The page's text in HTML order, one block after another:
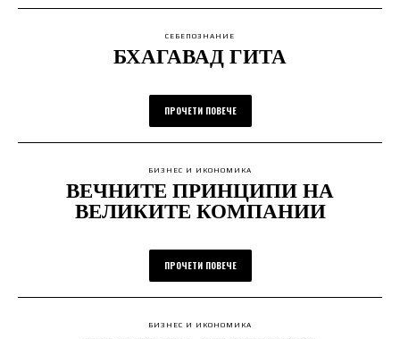
СЕБЕПОЗНАНИЕ
БХАГАВАД ГИТА
ПРОЧЕТИ ПОВЕЧЕ
БИЗНЕС И ИКОНОМИКА
ВЕЧНИТЕ ПРИНЦИПИ НА
ВЕЛИКИТЕ КОМПАНИИ
ПРОЧЕТИ ПОВЕЧЕ
БИЗНЕС И ИКОНОМИКА